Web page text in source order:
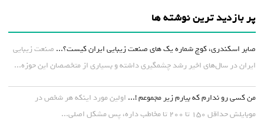
پر بازدید ترین نوشته ها
صابر اسکندری، کوچ شماره یک های صنعت زیبایی ایران کیست؟... صنعت زیبایی
ایران در سال‌های اخیر رشد چشمگیری داشته و بسیاری از متخصصان این حوزه...
من کسی رو ندارم که بیارم زیر مجموعم !... اولین مورد اینکه هر شخص در
موبایلش حداقل ۱۵۰ تا ۲۰۰ تا مخاطب داره، پس مشکل اصلی...